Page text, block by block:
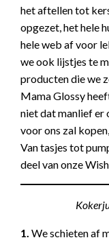
het aftellen tot
opgezet, het hele
hele web af voor
we ook lijstjes te
producten die we
Mama Glossy
niet dat manlief er
voor ons zal
Van tasjes tot
deel van onze
1. We schieten af